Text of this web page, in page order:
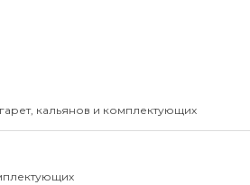
кальянов и комплектующих